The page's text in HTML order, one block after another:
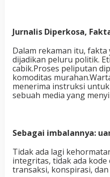
Jurnalis Diperkosa,
Dalam rekaman itu,
dijadikan peluru politik.
cabik.Proses peliputan
komoditas
menerima instruksi
sebuah media yang
Sebagai imbalannya:
Tidak ada lagi
integritas, tidak ada kode
transaksi, konspirasi,